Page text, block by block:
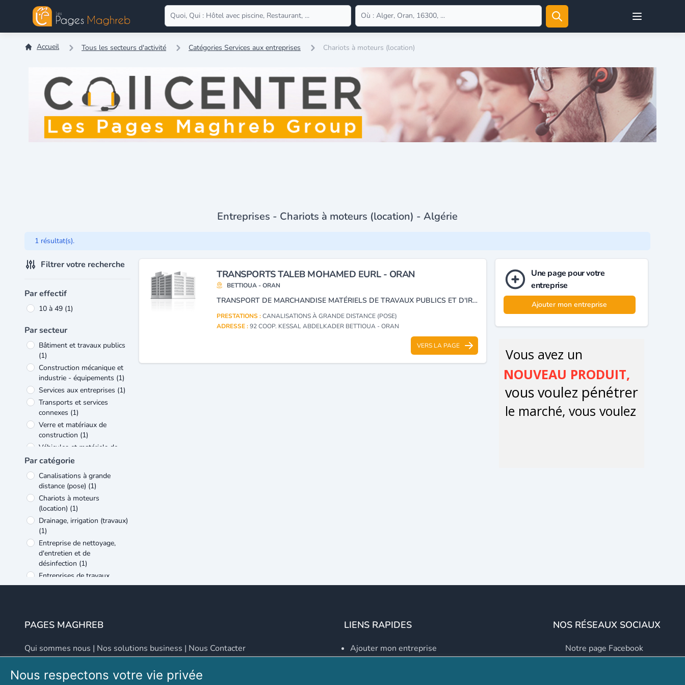
Open user menu
Accueil Tous les secteurs d'activité Catégories Services aux entreprises Chariots à moteurs (location)
Entreprises - Chariots à moteurs (location) - Algérie
1 résultat(s).
Filtrer votre recherche
Par effectif
10 à 49 (1)
Par secteur
Bâtiment et travaux publics
(1)
Construction mécanique et
industrie - équipements (1)
Services aux entreprises (1)
Transports et services
connexes (1)
Verre et matériaux de
construction (1)
Véhicules et matériels de
transport(1)
Par catégorie
Canalisations à grande
distance (pose) (1)
Chariots à moteurs
(location) (1)
Drainage, irrigation (travaux)
(1)
Entreprise de nettoyage,
d'entretien et de
désinfection (1)
Entreprises de travaux
publics(1)
Location de camions,
Location de matériel
Location de remorques(1)
TRANSPORTS TALEB MOHAMED EURL - ORAN
BETTIOUA - ORAN
TRANSPORT DE MARCHANDISE MATÉRIELS DE TRAVAUX PUBLICS ET D'IRRIGATION TERRASSEMENT DE TRAVAUX RURAUX POSE DE CANALISATION LOCATION D'ENGIN ENTREPRISE DE NETTOYAGE
PRESTATIONS :CANALISATIONS À GRANDE DISTANCE (POSE)
ADRESSE :92 COOP. KESSAL ABDELKADER BETTIOUA - ORAN
VERS LA PAGE
Une page pour votre
entreprise
Ajouter mon entreprise
PAGES MAGHREB
Qui sommes nous | Nos solutions business | Nous Contacter
LIENS RAPIDES
Ajouter mon entreprise
NOS RÉSEAUX SOCIAUX
Notre page Facebook
Nous respectons votre vie privée